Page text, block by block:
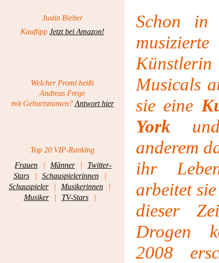
Justin Bieber
Kauftipp Jetzt bei Amazon!
Welcher Promi heißt
Andreas Frege
mit Geburtsnamen? Antwort hier
Top 20 VIP-Ranking
Frauen
| Männer |
Twitter-
Stars
| Schauspielerinnen
|
Schauspieler
| Musikerinnen
|
Musiker
| TV-Stars |
Schon in
Musicals
sie eine
Yorkund
anderem
ihr
arbeitet
dieser
Drogen
2008